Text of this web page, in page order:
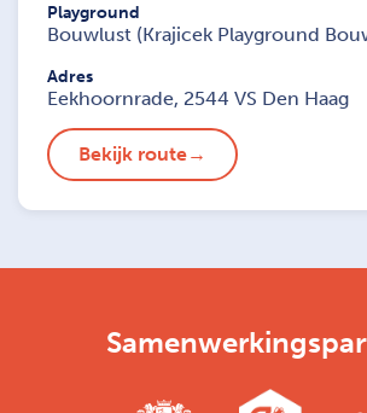
Playground
Bouwlust (Krajicek Playground
Adres
Eekhoornrade, 2544 VS Den Haag
Bekijk route